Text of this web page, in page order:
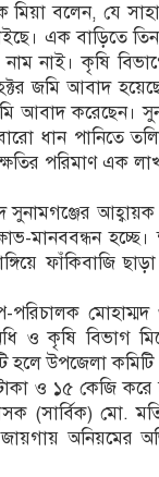
মিয়া বলেন, যে
এক বাড়িতে
নাম নাই। কৃষি
জমি আবাদ
আবাদ করেছেন।
ধান পানিতে
পরিমাণ এক
সুনামগঞ্জের
মানববন্ধন
ফাঁকিবাজি
পরিচালক
ও কৃষি বিভাগ
উপজেলা কমিটি
ও ১৫ কেজি করে
(সার্বিক) মো.
অনিয়মের